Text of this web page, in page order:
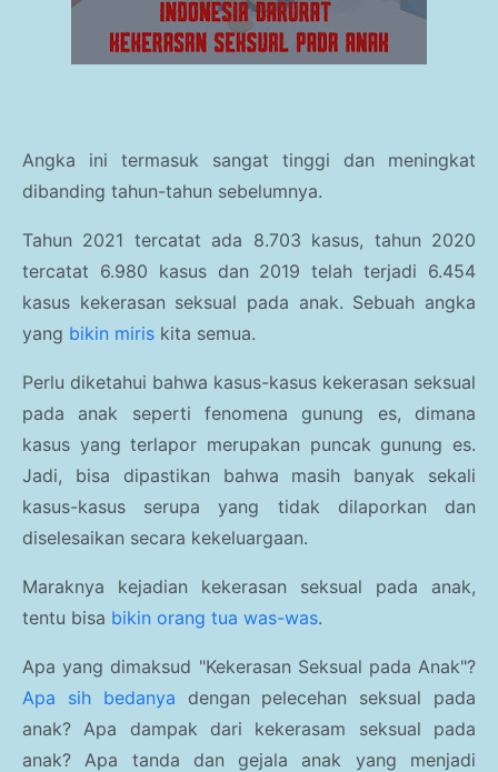
Angka ini termasuk sangat tinggi dan meningkat
dibanding tahun-tahun sebelumnya.
Tahun 2021 tercatat ada 8.703 kasus, tahun 2020
tercatat 6.980 kasus dan 2019 telah terjadi 6.454
kasus kekerasan seksual pada anak. Sebuah angka
yang bikin miris kita semua.
Perlu diketahui bahwa kasus-kasus kekerasan seksual
pada anak seperti fenomena gunung es, dimana
kasus yang terlapor merupakan puncak gunung es.
Jadi, bisa dipastikan bahwa masih banyak sekali
kasus-kasus serupa yang tidak dilaporkan dan
diselesaikan secara kekeluargaan.
Maraknya kejadian kekerasan seksual pada anak,
tentu bisa bikin orang tua was-was.
Apa yang dimaksud "Kekerasan Seksual pada Anak"?
Apa sih bedanya dengan pelecehan seksual pada
anak? Apa dampak dari kekerasam seksual pada
anak? Apa tanda dan gejala anak yang menjadi